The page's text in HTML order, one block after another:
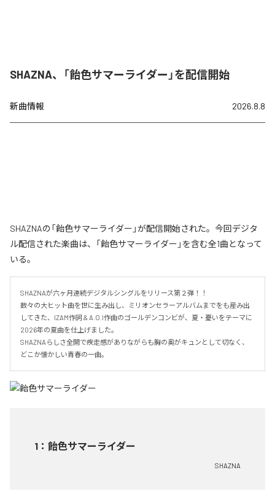
SHAZNA、「飴色サマーライダー」を配信開始
新曲情報 2026.8.8
SHAZNAの「飴色サマーライダー」が配信開始された。今回デジタ
ル配信された楽曲は、「飴色サマーライダー」を含む全1曲となって
いる。
SHAZNAが六ヶ月連続デジタルシングルをリリース第２弾！！
数々の大ヒット曲を世に生み出し、ミリオンセラーアルバムまでをも産み出
してきた、IZAM作詞 & A.O.I作曲のゴールデンコンビが、夏・憂いをテーマに
2026年の夏曲を仕上げました。
SHAZNAらしさ全開で疾走感がありながらも胸の奥がキュンとして切なく、
どこか懐かしい青春の一曲。
1 ： 飴色サマーライダー
SHAZNA